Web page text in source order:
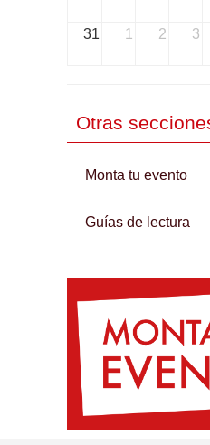
31 1 2 3
Otras
Monta tu evento
Guías de lectura